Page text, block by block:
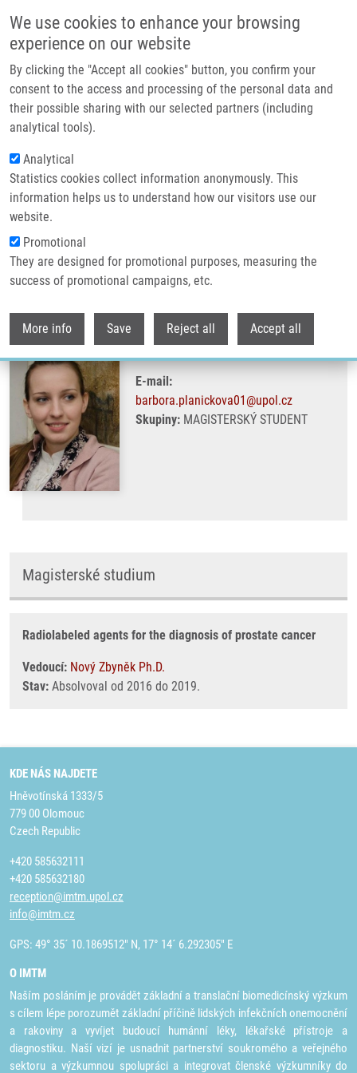
We use cookies to enhance your browsing
experience on our website
By clicking the "Accept all cookies" button, you confirm your
consent to the access and processing of the personal data and
their possible sharing with our selected partners (including
analytical tools).
Analytical
Statistics cookies collect information anonymously. This
information helps us to understand how our visitors use our
website.
Promotional
They are designed for promotional purposes, measuring the
success of promotional campaigns, etc.
More info Save Reject all Accept all
Header image
Drobečková navigace
Domů Planičková Barbora
Planičková Barbora
E-mail:
barbora.planickova01@upol.cz
Skupiny: MAGISTERSKÝ STUDENT
Magisterské studium
Radiolabeled agents for the diagnosis of prostate cancer
Vedoucí: Nový Zbyněk Ph.D.
Stav: Absolvoval od 2016 do 2019.
KDE NÁS NAJDETE
Hněvotínská 1333/5
779 00 Olomouc
Czech Republic
+420 585632111
+420 585632180
reception@imtm.upol.cz
info@imtm.cz
GPS: 49° 35´ 10.1869512" N, 17° 14´ 6.292305" E
O IMTM
Naším posláním je provádět základní a translační biomedicínský výzkum
s cílem lépe porozumět základní příčině lidských infekčních onemocnění
a rakoviny a vyvíjet budoucí humánní léky, lékařské přístroje a
diagnostiku. Naší vizí je usnadnit partnerství soukromého a veřejného
sektoru a výzkumnou spolupráci a integrovat členské výzkumníky do